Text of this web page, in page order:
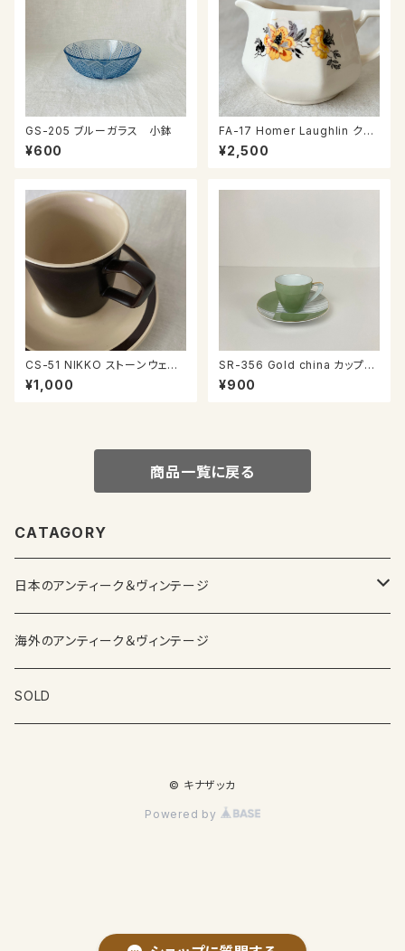
GS-205 ブルーガラス 小鉢
¥600
FA-17 Homer Laughlin クリ
ーマー
¥2,500
CS-51 NIKKO ストーンウェア
カップ＆ソーサー
¥1,000
SR-356 Gold china カップ＆
ソーサー
¥900
商品一覧に戻る
CATAGORY
日本のアンティーク＆ヴィンテージ
カップ＆ソーサー
ガラス製品
海外のアンティーク＆ヴィンテージ
SOLD
© キナザッカ
Powered by